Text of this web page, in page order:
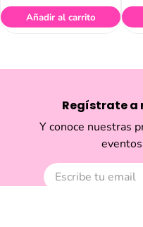
Añadir al carrito
Regístrate a
Y conoce nuestras